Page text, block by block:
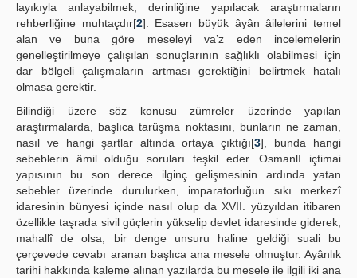
layıkıyla anlayabilmek, derinliğine yapılacak araştırmaların
rehberliğine muhtaçdır[2]. Esasen büyük âyân âilelerini temel
alan ve buna göre meseleyi va’z eden incelemelerin
genelleştirilmeye çalışılan sonuçlarının sağlıklı olabilmesi için
dar bölgeli çalışmaların artması gerektiğini belirtmek hatalı
olmasa gerektir.
Bilindiği üzere söz konusu zümreler üzerinde yapılan
araştırmalarda, başlıca tarüşma noktasını, bunların ne zaman,
nasıl ve hangi şartlar altında ortaya çıktığı[3], bunda hangi
sebeblerin âmil olduğu soruları teşkil eder. OsmanlI içtimai
yapısının bu son derece ilginç gelişmesinin ardında yatan
sebebler üzerinde durulurken, imparatorluğun sıkı merkezî
idaresinin bünyesi içinde nasıl olup da XVII. yüzyıldan itibaren
özellikle taşrada sivil güçlerin yükselip devlet idaresinde giderek,
mahallî de olsa, bir denge unsuru haline geldiği suali bu
çerçevede cevabı aranan başlıca ana mesele olmuştur. Ayânlık
tarihi hakkında kaleme alınan yazılarda bu mesele ile ilgili iki ana